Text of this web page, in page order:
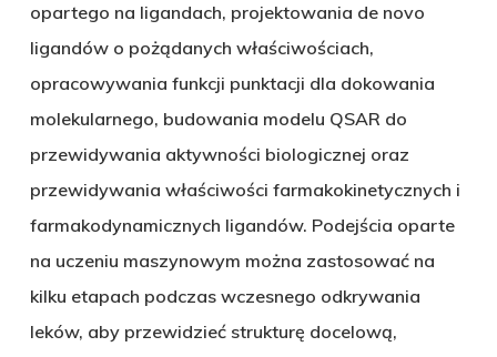
opartego na ligandach, projektowania de novo
ligandów o pożądanych właściwościach,
opracowywania funkcji punktacji dla dokowania
molekularnego, budowania modelu QSAR do
przewidywania aktywności biologicznej oraz
przewidywania właściwości farmakokinetycznych i
farmakodynamicznych ligandów. Podejścia oparte
na uczeniu maszynowym można zastosować na
kilku etapach podczas wczesnego odkrywania
leków, aby przewidzieć strukturę docelową,